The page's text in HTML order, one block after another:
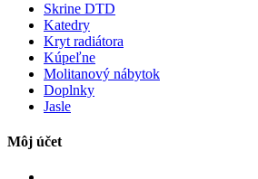
Skrine DTD
Katedry
Kryt radiátora
Kúpeľne
Molitanový nábytok
Doplnky
Jasle
Môj účet